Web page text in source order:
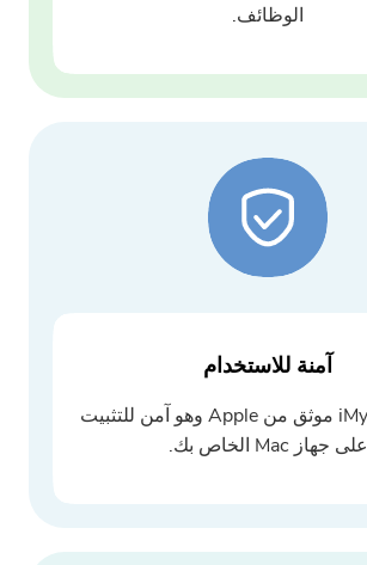
آمنة للاستخدام
برنامج iMyMac موثق من Apple وهو آمن للتثبيت
على جهاز Mac الخاص بك.
الوظائف.